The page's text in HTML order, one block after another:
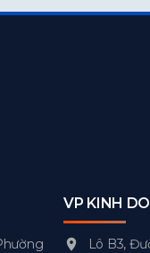
VP KINH
Lô B3,